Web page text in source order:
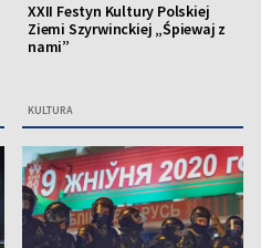
XXII Festyn Kultury Polskiej
Ziemi Szyrwinckiej „Śpiewaj z
nami”
KULTURA